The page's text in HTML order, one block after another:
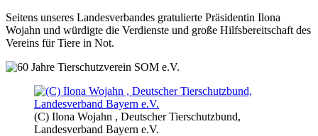
Seitens unseres Landesverbandes gratulierte Präsidentin Ilona
Wojahn und würdigte die Verdienste und große Hilfsbereitschaft des
Vereins für Tiere in Not.
(C) Ilona Wojahn , Deutscher Tierschutzbund,
Landesverband Bayern e.V.